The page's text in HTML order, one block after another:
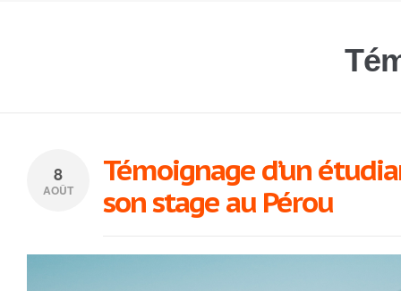
8
AOÛT
Témoignage d’un
son stage au Pérou